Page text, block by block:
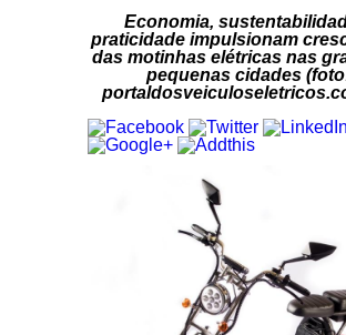
Economia,
praticidade impulsionam
das motinhas elétricas nas
pequenas cidades